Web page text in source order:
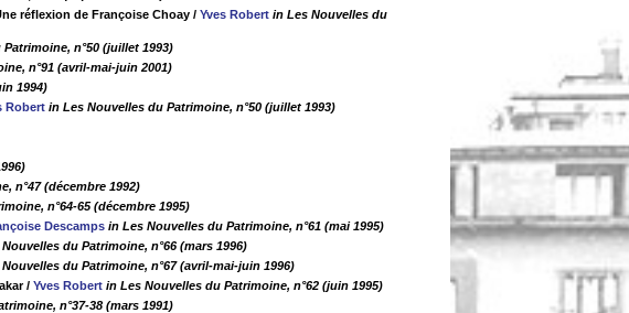
réflexion de Françoise Choay / Yves Robert in Les Nouvelles du
n°50 (juillet 1993)
n°91 (avril-mai-juin 2001)
1994)
Robert in Les Nouvelles du Patrimoine, n°50 (juillet 1993)
n°47 (décembre 1992)
n°64-65 (décembre 1995)
Descamps in Les Nouvelles du Patrimoine, n°61 (mai 1995)
du Patrimoine, n°66 (mars 1996)
du Patrimoine, n°67 (avril-mai-juin 1996)
/ Yves Robert in Les Nouvelles du Patrimoine, n°62 (juin 1995)
n°37-38 (mars 1991)